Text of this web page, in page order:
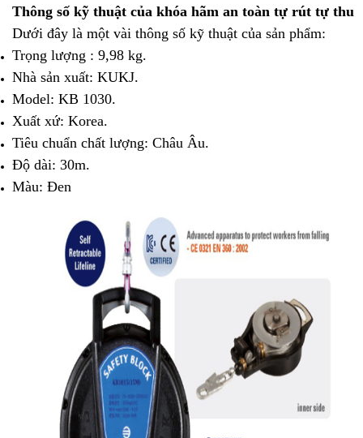
Thông số kỹ thuật của khóa hãm an toàn tự rút tự thu
Dưới đây là một vài thông số kỹ thuật của sản phẩm:
Trọng lượng : 9,98 kg.
Nhà sản xuất: KUKJ.
Model: KB 1030.
Xuất xứ: Korea.
Tiêu chuẩn chất lượng: Châu Âu.
Độ dài: 30m.
Màu: Đen